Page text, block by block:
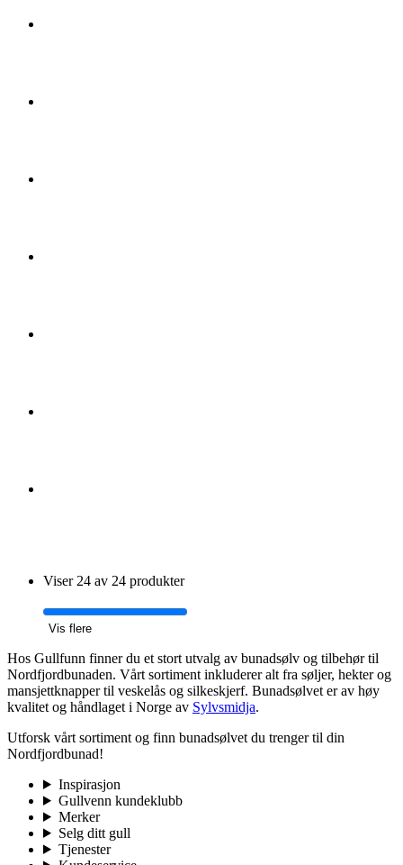
Viser 24 av 24 produkter
Vis flere
​Hos Gullfunn finner du et stort utvalg av bunadsølv og tilbehør til
Nordfjordbunaden. Vårt sortiment inkluderer alt fra søljer, hekter og
mansjettknapper til veskelås og silkeskjerf. Bunadsølvet er av høy
kvalitet og håndlaget i Norge av Sylvsmidja.
Utforsk vårt sortiment og finn bunadsølvet du trenger til din
Nordfjordbunad!
Inspirasjon
Gullvenn kundeklubb
Merker
Selg ditt gull
Tjenester